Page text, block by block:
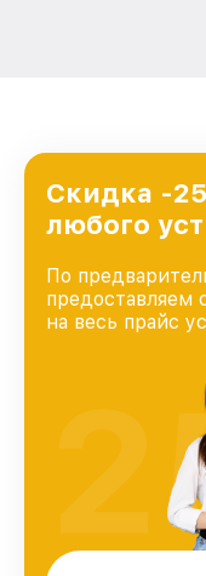
Скидка -
любого
По
предоставляем
на весь прайс